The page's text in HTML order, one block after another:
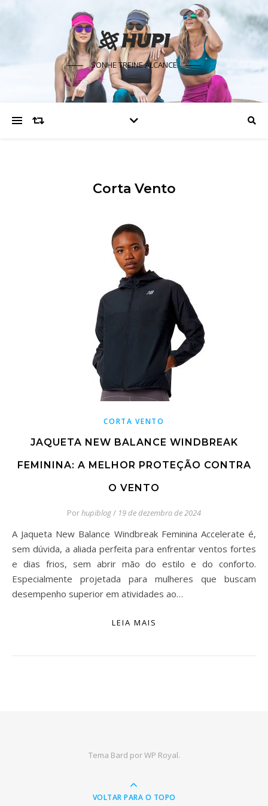
SONHE TREINE ALCANCE
Corta Vento
CORTA VENTO
JAQUETA NEW BALANCE WINDBREAK
FEMININA: A MELHOR PROTEÇÃO CONTRA
O VENTO
Porhupiblog/ 19 de dezembro de 2024
A Jaqueta New Balance Windbreak Feminina Accelerate é,
sem dúvida, a aliada perfeita para enfrentar ventos fortes
e dias frios, sem abrir mão do estilo e do conforto.
Especialmente projetada para mulheres que buscam
desempenho superior em atividades ao…
LEIA MAIS
Tema Bard porWP Royal.
VOLTAR PARA O TOPO